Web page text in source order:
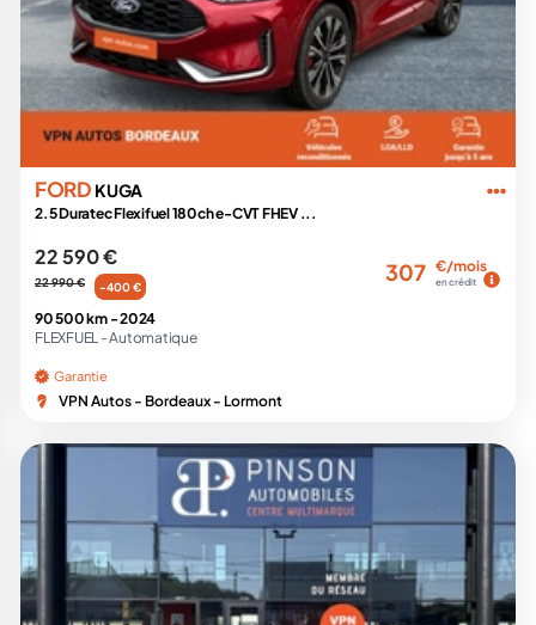
FORD KUGA
2.5 Duratec Flexifuel 180ch e-CVT FHEV ...
22 590 €
22 990 € -400 €
307 €/mois
en crédit
90 500 km -2024
FLEXFUEL -Automatique
Garantie
VPN Autos - Bordeaux - Lormont